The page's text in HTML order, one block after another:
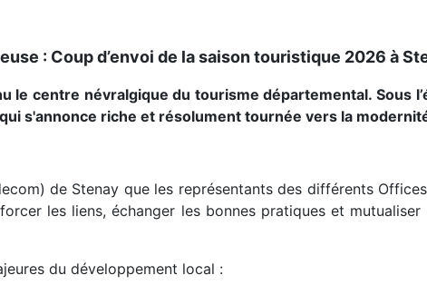
: Coup d’envoi de la saison touristique 2026 à
centre névralgique du tourisme départemental. Sous
s'annonce riche et résolument tournée vers la
de Stenay que les représentants des différents
les liens, échanger les bonnes pratiques et
du développement local :